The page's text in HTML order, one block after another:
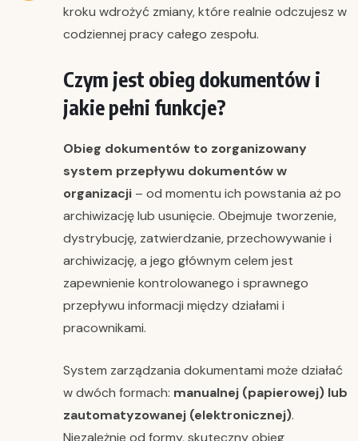
kroku wdrożyć zmiany, które realnie odczujesz w
codziennej pracy całego zespołu.
Czym jest obieg dokumentów i
jakie pełni funkcje?
Obieg dokumentów to zorganizowany
system przepływu dokumentów w
organizacji – od momentu ich powstania aż po
archiwizację lub usunięcie. Obejmuje tworzenie,
dystrybucję, zatwierdzanie, przechowywanie i
archiwizację, a jego głównym celem jest
zapewnienie kontrolowanego i sprawnego
przepływu informacji między działami i
pracownikami.
System zarządzania dokumentami może działać
w dwóch formach: manualnej (papierowej) lub
zautomatyzowanej (elektronicznej).
Niezależnie od formy, skuteczny obieg